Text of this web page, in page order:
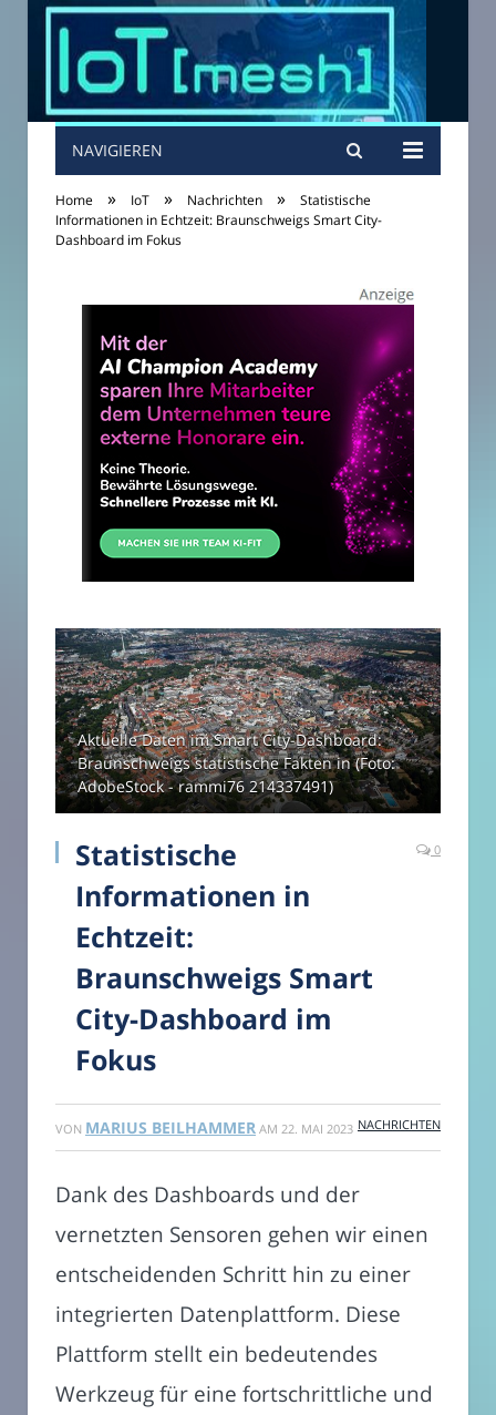
NAVIGIEREN
Home » IoT » Nachrichten »
Statistische
Informationen in Echtzeit: Braunschweigs Smart City-
Dashboard im Fokus
Aktuelle Daten im Smart City-Dashboard:
Braunschweigs statistische Fakten in (Foto:
AdobeStock - rammi76 214337491)
Statistische
Informationen in
Echtzeit:
Braunschweigs Smart
City-Dashboard im
Fokus
0
VON MARIUS BEILHAMMER AM 22. MAI 2023 NACHRICHTEN
Dank des Dashboards und der
vernetzten Sensoren gehen wir einen
entscheidenden Schritt hin zu einer
integrierten Datenplattform. Diese
Plattform stellt ein bedeutendes
Werkzeug für eine fortschrittliche und